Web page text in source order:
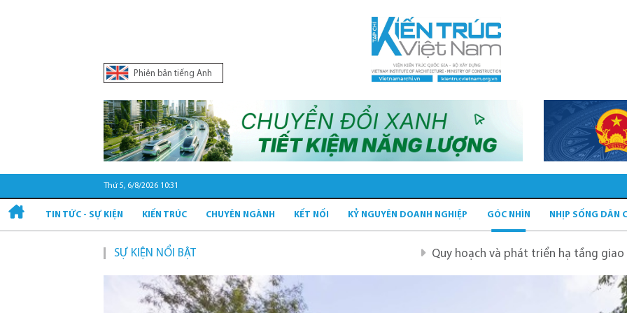
Phiên bản tiếng Anh
Thứ 5, 6/8/2026 10:31
TIN TỨC - SỰ KIỆN KIẾN TRÚC CHUYÊN NGÀNH KẾT NỐI KỶ NGUYÊN DOANH NGHIỆP GÓC NHÌN NHỊP SỐNG DÂN
SỰ KIỆN NỔI BẬT Quy hoạch và phát triển hạ tầng giao thông tĩnh xanh